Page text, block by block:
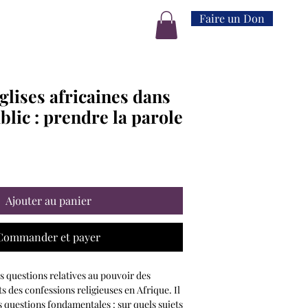
Faire un Don
africaines dans
: prendre la parole
Ajouter au panier
et payer
questions relatives au pouvoir des
des confessions religieuses en Afrique. Il
questions fondamentales : sur quels sujets